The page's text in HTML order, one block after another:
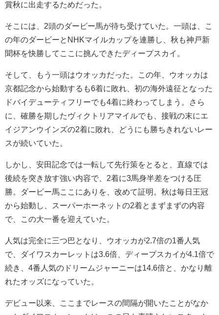
賞秋に出走するためだった。
そこには、2頭のダービー馬が待ち受けていた。一頭は、こ
の年のダービーとNHKマイルカップを連勝し、秋も神戸新
聞杯を快勝してここに挑んできたディープスカイ。
そして、もう一頭はウオッカだった。この年、ウオッカは
京都記念から始動するも6着に敗れ、初の海外遠征となった
ドバイデューティフリーでも4着に終わってしまう。さら
に、確勝を期したヴィクトリアマイルでも、接戦の末にエ
イジアンウインズの2着に敗れ、どうにも勝ちきれないレー
スが続いていた。
しかし、安田記念では一転して先行策をとると、直線では
後続を突き放す強い内容で、2着に3馬身半差をつける圧
勝。ダービー馬ここにありを、改めて証明。秋は毎日王冠
から始動し、スーパーホーネットの2着とまずまずの内容
で、この大一番を迎えていた。
人気は完全に三つ巴となり、ウオッカが2.7倍の1番人気
で、ダイワスカーレットは3.6倍、ディープスカイが4.1倍で
続き、4番人気のドリームジャーニーは14.6倍と、かなり離
れたオッズになっていた。
デビュー以来、ここまでレースの間隔が開いたことがなか